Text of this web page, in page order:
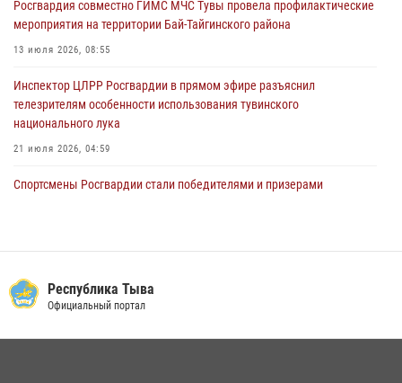
28 июля 2026, 07:48
Росгвардия совместно ГИМС МЧС Тувы провела профилактические
мероприятия на территории Бай-Тайгинского района
13 июля 2026, 08:55
Инспектор ЦЛРР Росгвардии в прямом эфире разъяснил
телезрителям особенности использования тувинского
национального лука
21 июля 2026, 04:59
Спортсмены Росгвардии стали победителями и призерами
лучников в канун тувинского праздника животноводов
Наадым-2026
Республика Тыва
Официальный портал